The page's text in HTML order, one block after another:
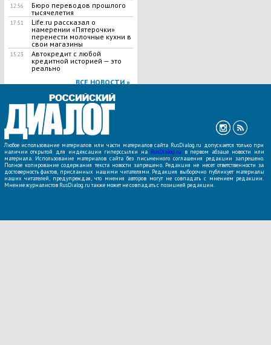
12:56
Бюро переводов прошлого
тысячелетия
17:51
Life.ru рассказал о
намерении «Пятерочки»
перенести молочные кухни в
свои магазины
15:23
Автокредит с любой
кредитной историей — это
реально
ВСЕ НОВОСТИ »
Любое использование материалов или части материалов сайта RusDialog.ru допускается только при
наличии открытой для индексации гиперссылки на RusDialog.ru в первом абзаце новости или
материала. Использование материалов сайта без письменного соглашения редакции запрещено.
Полное копирование содержания текста новости запрещено. Редакция не несет ответственности за
достоверность фактов, присланных нашими читателями. Редакция выборочно публикует материалы
наших читателей, предупреждая, что мнения авторов могут не совпадать с мнением редакции.
Мнение журналистов RusDialog.ru также может не совпадать с позицией редакции.